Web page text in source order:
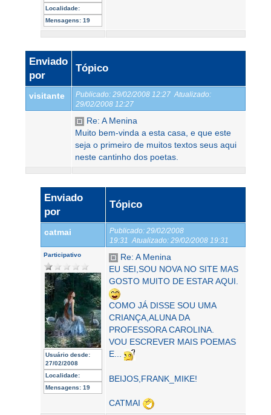
Localidade:
Mensagens: 19
Enviado
por
Tópico
visitante Publicado: 29/02/2008 12:27 Atualizado:
29/02/2008 12:27
Re: A Menina
Muito bem-vinda a esta casa, e que este
seja o primeiro de muitos textos seus aqui
neste cantinho dos poetas.
Enviado
por
Tópico
catmai Publicado: 29/02/2008
19:31 Atualizado: 29/02/2008 19:31
Participativo
Usuário desde:
27/02/2008
Localidade:
Mensagens: 19
Re: A Menina
EU SEI,SOU NOVA NO SITE MAS
GOSTO MUITO DE ESTAR AQUI.
COMO JÁ DISSE SOU UMA
CRIANÇA,ALUNA DA
PROFESSORA CAROLINA.
VOU ESCREVER MAIS POEMAS
E...
BEIJOS,FRANK_MIKE!
CATMAI